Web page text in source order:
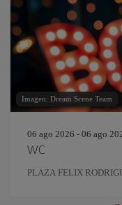
Imagen: Dream Scene Team
06 ago 2026 - 06 ago
WC
PLAZA FELIX